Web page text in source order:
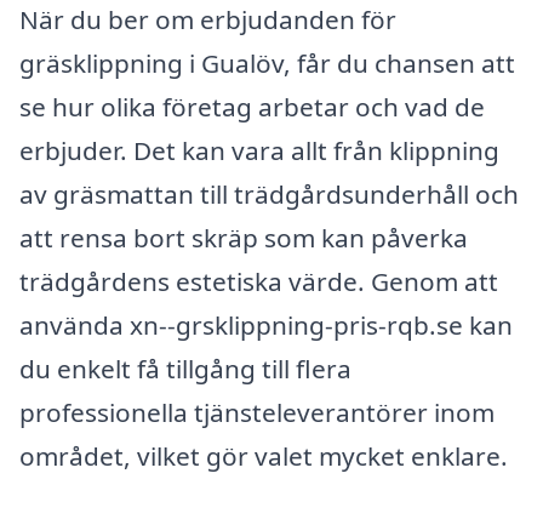
När du ber om erbjudanden för
gräsklippning i Gualöv, får du chansen att
se hur olika företag arbetar och vad de
erbjuder. Det kan vara allt från klippning
av gräsmattan till trädgårdsunderhåll och
att rensa bort skräp som kan påverka
trädgårdens estetiska värde. Genom att
använda xn--grsklippning-pris-rqb.se kan
du enkelt få tillgång till flera
professionella tjänsteleverantörer inom
området, vilket gör valet mycket enklare.